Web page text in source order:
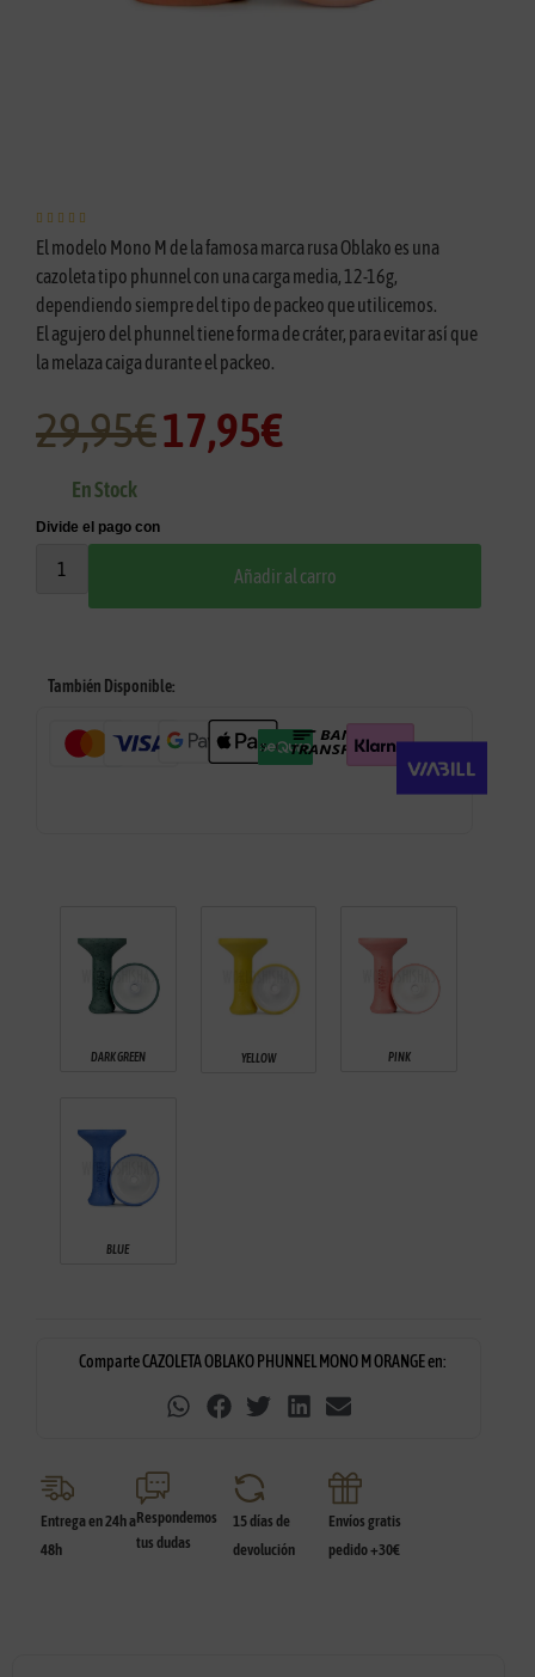
    
El modelo Mono M de la famosa marca rusa Oblako es una
cazoleta tipo phunnel con una carga media, 12-16g,
dependiendo siempre del tipo de packeo que utilicemos.
El agujero del phunnel tiene forma de cráter, para evitar así que
la melaza caiga durante el packeo.
29,95€17,95€
En Stock
Añadir al carro
También Disponible:
DARK GREEN YELLOW PINK
BLUE
Entrega en 24h a
48h
Respondemos
tus dudas
15 días de
devolución
Envíos gratis
pedido +30€
Comparte CAZOLETA OBLAKO PHUNNEL MONO M ORANGE en: